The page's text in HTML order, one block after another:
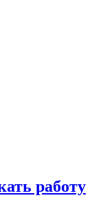
работу